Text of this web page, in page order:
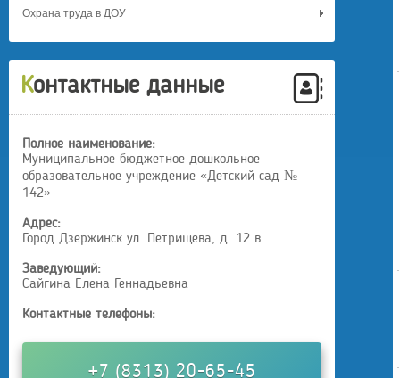
Охрана труда в ДОУ
Контактные данные
Полное наименование:
Муниципальное бюджетное дошкольное
образовательное учреждение «Детский сад №
142»
Адрес:
Город Дзержинск ул. Петрищева, д. 12 в
Заведующий:
Сайгина Елена Геннадьевна
Контактные телефоны:
+7 (8313) 20-65-45